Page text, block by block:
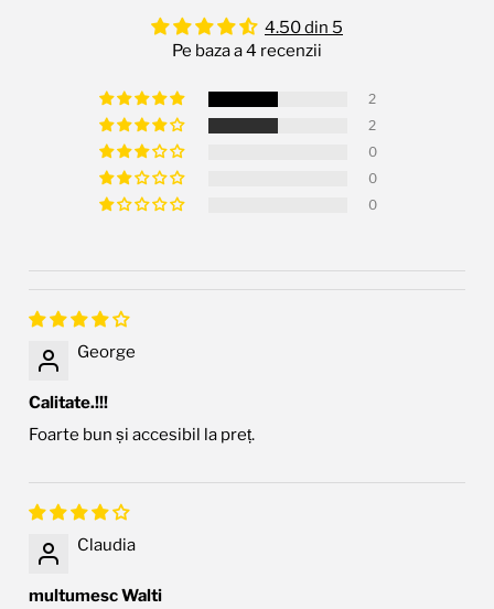
4.50 din 5
Pe baza a 4 recenzii
2
2
0
0
0
George
Calitate.!!!
Foarte bun și accesibil la preț.
Claudia
multumesc Walti